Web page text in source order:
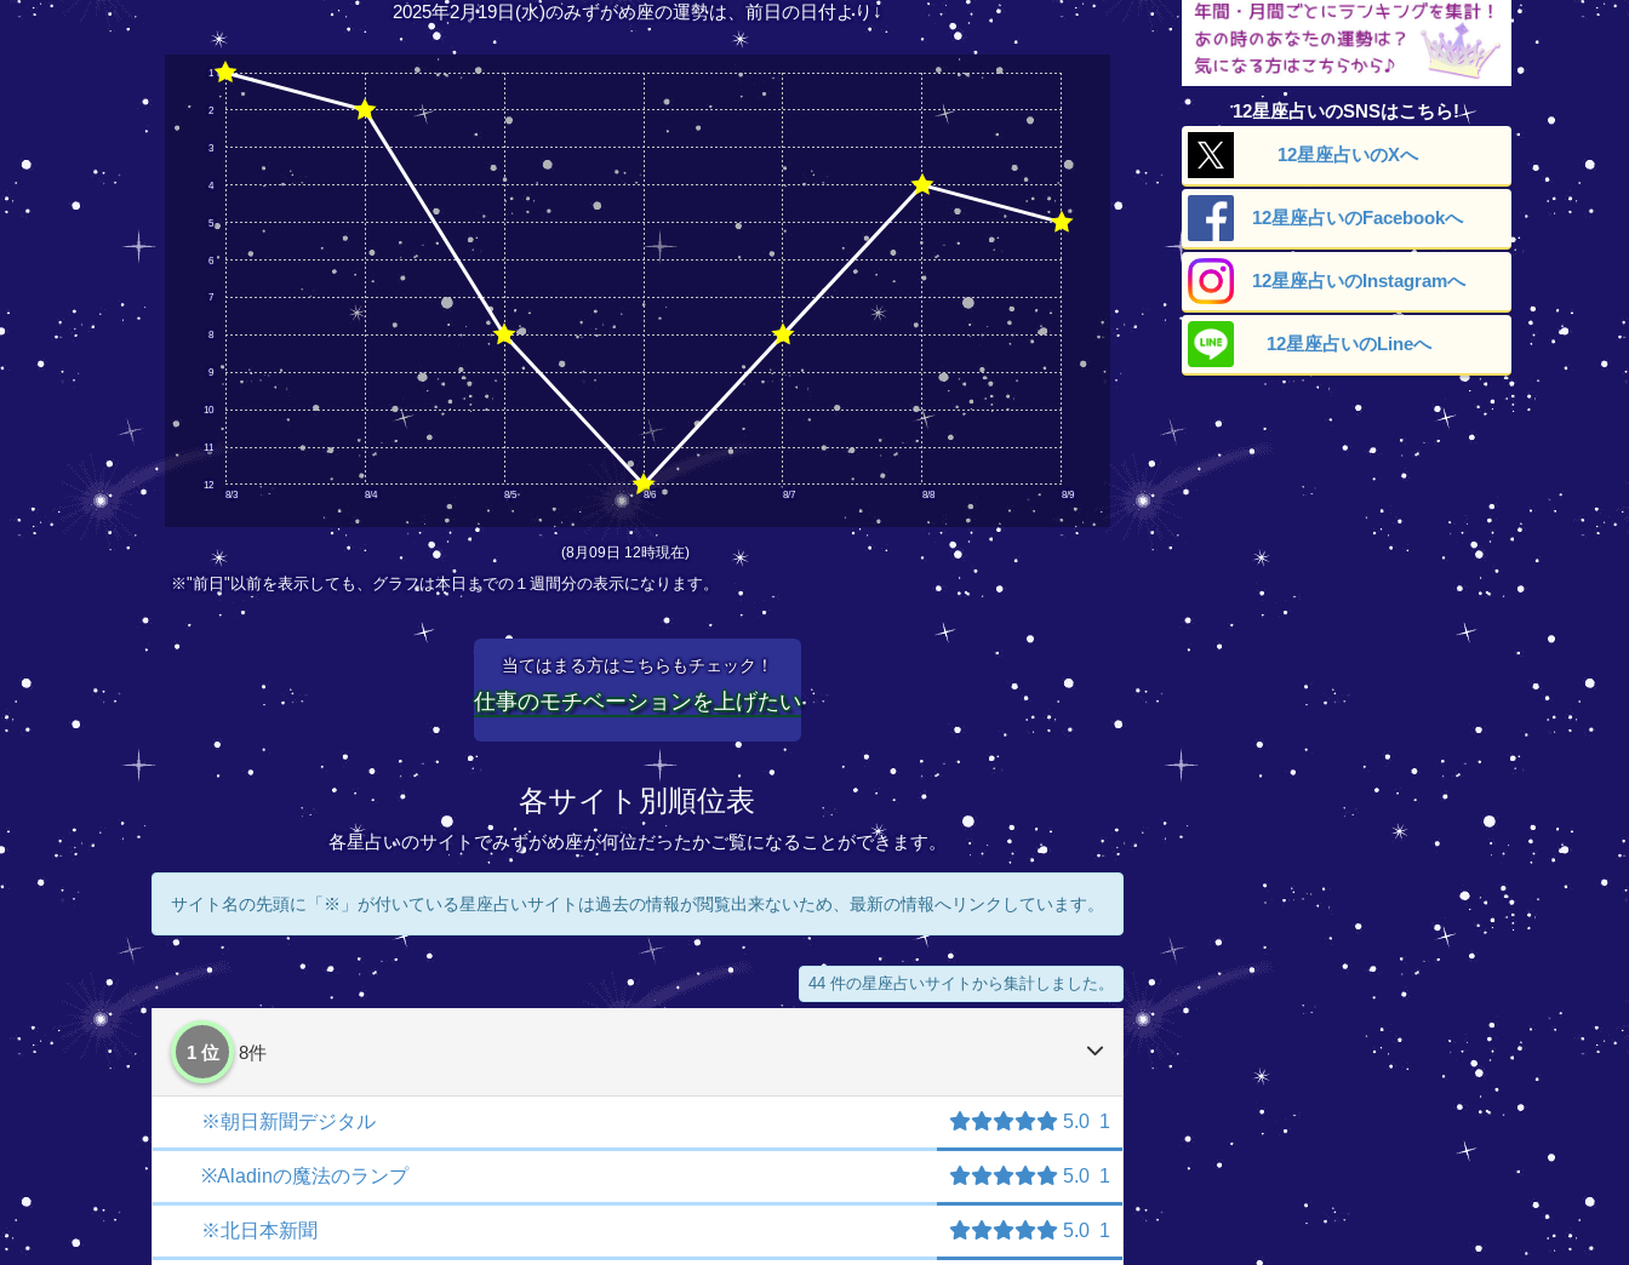
2025年2月19日(水)のみずがめ座の運勢は、 前日の日付より↓
8/3 8/4 8/5 8/6 8/7 8/8 8/9
12
11
10
9
8
7
6
5
4
3
2
1
(8月09日 12時現在)
※"前日"以前を表示しても、グラフは本日までの１週間分の表示になります。
当てはまる方はこちらもチェック！
仕事のモチベーションを上げたい
各サイト別順位表
各星占いのサイトでみずがめ座が何位だったかご覧になることができます。
サイト名の先頭に「※」が付いている星座占いサイトは過去の情報が閲覧出来ないため、最新の情報へリンクしています。
44 件の星座占いサイトから集計しました。
1 位 8件
※朝日新聞デジタル 5.0 1
※Aladinの魔法のランプ 5.0 1
※北日本新聞 5.0 1
12星座占いのSNSはこちら!
12星座占いのXへ
12星座占いのFacebookへ
12星座占いのInstagramへ
12星座占いのLineへ